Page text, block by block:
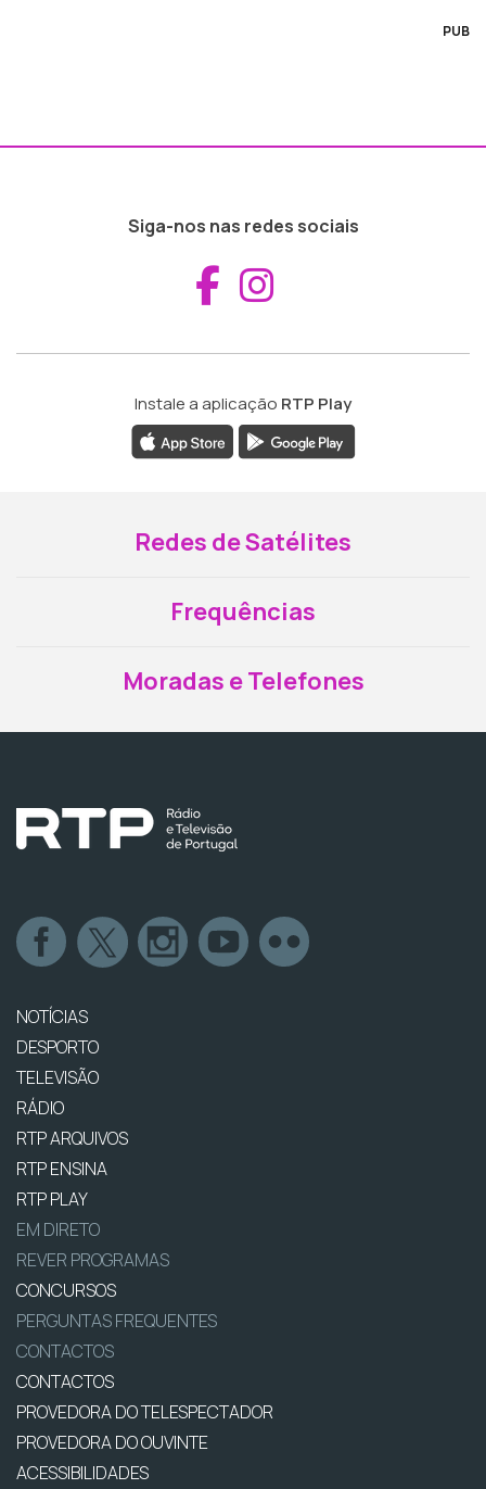
PUB
Siga-nos nas redes sociais
Aceder ao
Instale a aplicação RTP Play
Redes de Satélites
Frequências
Moradas e Telefones
NOTÍCIAS
DESPORTO
TELEVISÃO
RÁDIO
RTP ARQUIVOS
RTP ENSINA
RTP PLAY
EM DIRETO
REVER PROGRAMAS
CONCURSOS
PERGUNTAS FREQUENTES
CONTACTOS
CONTACTOS
PROVEDORA DO TELESPECTADOR
PROVEDORA DO OUVINTE
ACESSIBILIDADES